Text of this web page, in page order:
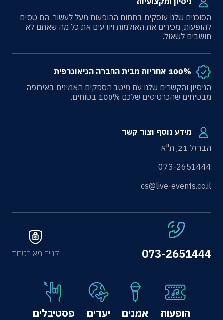
הסוכנים שלנו עוסקים בתחום ההופעות מעל לעשור. הם טסים
להופעות, מכירים את האולמות ויודעים את כל מה שאתם לא
חושבים לשאול.
100% אחריות מבית החברה הגיאוגרפית
הניסיון והקשרים שלנו עם מיטב הספקים האמינים באירופה
מבטיחים שהכרטיסים שלכם 100% בטוחים.
מידע נוסף וצור קשר
הברזל 21, ת"א
073-2651444
cs@live-events.co.il
073-2651444
הופעות אמנים יעדים פסטיבלים
קנייה מאובטחת